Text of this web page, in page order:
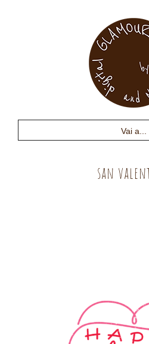
Vai a...
san